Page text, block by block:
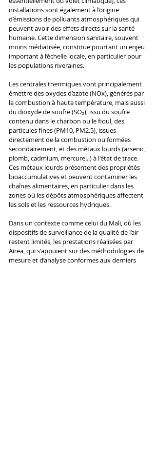
installations sont également à l’origine
d’émissions de polluants atmosphériques qui
peuvent avoir des effets directs sur la santé
humaine. Cette dimension sanitaire, souvent
moins médiatisée, constitue pourtant un enjeu
important à l’échelle locale, en particulier pour
les populations riveraines.
Les centrales thermiques vont principalement
émettre des oxydes d’azote (NOx), générés par
la combustion à haute température, mais aussi
du dioxyde de soufre (SO₂), issu du soufre
contenu dans le charbon ou le fioul, des
particules fines (PM10, PM2.5), issues
directement de la combustion ou formées
secondairement, et des métaux lourds (arsenic,
plomb, cadmium, mercure...) à l'état de trace.
Ces métaux lourds présentent des propriétés
bioaccumulatives et peuvent contaminer les
chaînes alimentaires, en particulier dans les
zones où les dépôts atmosphériques affectent
les sols et les ressources hydriques.
Dans un contexte comme celui du Mali, où les
dispositifs de surveillance de la qualité de l’air
restent limités, les prestations réalisées par
Airea, qui s'appuient sur des méthodologies de
mesure et d’analyse conformes aux derniers